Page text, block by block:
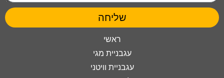
שליחה
ראשי
עגבניית מגי
עגבניית וויטני